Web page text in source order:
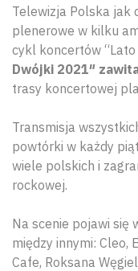
Telewizja Polska jak
plenerowe w kilku
cykl koncertów
Dwójki 2021″
trasy koncertowej
Transmisja
powtórki w każdy
wiele polskich i
rockowej.
Na scenie pojawi się
między innymi: Cleo,
Cafe, Roksana